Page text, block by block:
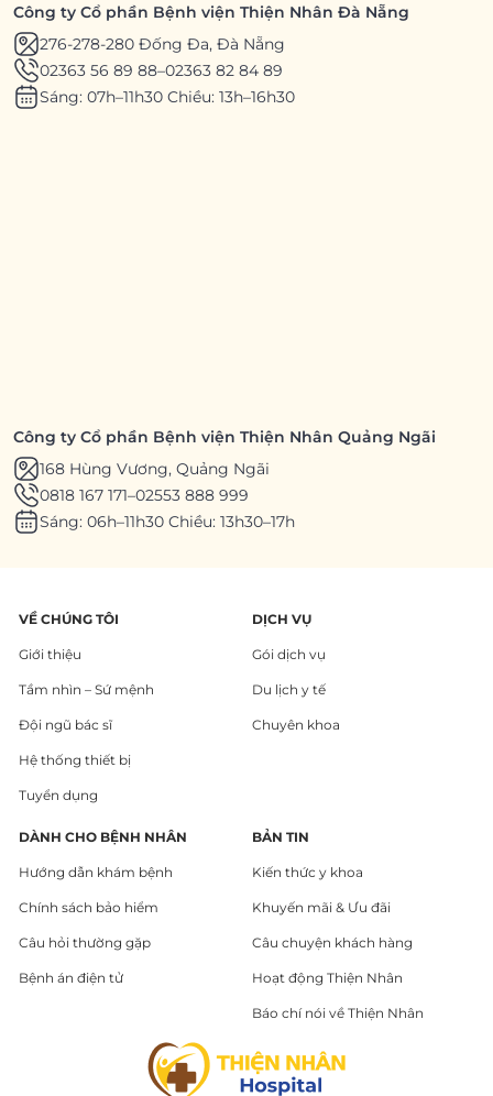
Công ty Cổ phần Bệnh viện Thiện Nhân Đà Nẵng
276-278-280 Đống Đa, Đà Nẵng
02363 56 89 88–02363 82 84 89
Sáng: 07h–11h30 Chiều: 13h–16h30
Công ty Cổ phần Bệnh viện Thiện Nhân Quảng Ngãi
168 Hùng Vương, Quảng Ngãi
0818 167 171–02553 888 999
Sáng: 06h–11h30 Chiều: 13h30–17h
VỀ CHÚNG TÔI
Giới thiệu
Tầm nhìn – Sứ mệnh
Đội ngũ bác sĩ
Hệ thống thiết bị
Tuyển dụng
DỊCH VỤ
Gói dịch vụ
Du lịch y tế
Chuyên khoa
DÀNH CHO BỆNH NHÂN
Hướng dẫn khám bệnh
Chính sách bảo hiểm
Câu hỏi thường gặp
Bệnh án điện tử
BẢN TIN
Kiến thức y khoa
Khuyến mãi & Ưu đãi
Câu chuyện khách hàng
Hoạt động Thiện Nhân
Báo chí nói về Thiện Nhân